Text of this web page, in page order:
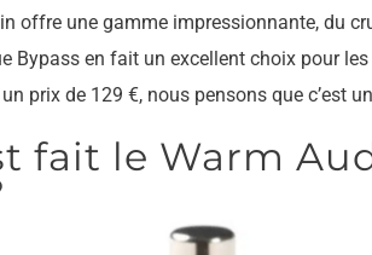
offre une gamme impressionnante, du
Bypass en fait un excellent choix pour
prix de 129 €, nous pensons que c’est
fait le Warm